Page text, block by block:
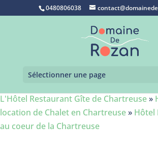
0480806038
Sélectionner une page
L'Hôtel Restaurant Gîte de Chartreuse»
location de Chalet en Chartreuse» Hôtel
au coeur de la Chartreuse